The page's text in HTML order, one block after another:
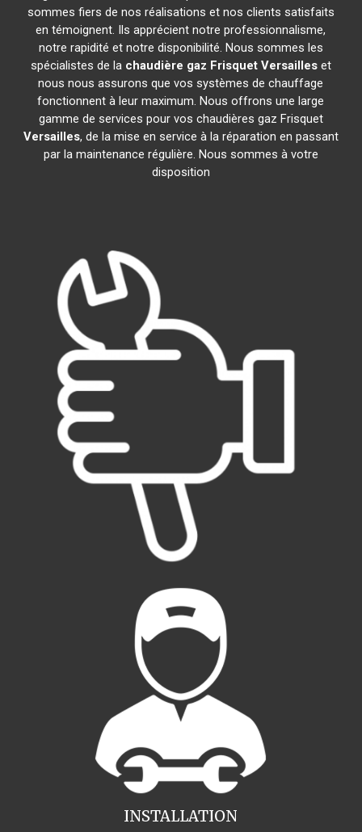
sommes fiers de nos réalisations et nos clients satisfaits
en témoignent. Ils apprécient notre professionnalisme,
notre rapidité et notre disponibilité. Nous sommes les
spécialistes de la chaudière gaz Frisquet Versailleset
nous nous assurons que vos systèmes de chauffage
fonctionnent à leur maximum. Nous offrons une large
gamme de services pour vos chaudières gaz Frisquet
Versailles, de la mise en service à la réparation en passant
par la maintenance régulière. Nous sommes à votre
disposition
INSTALLATION